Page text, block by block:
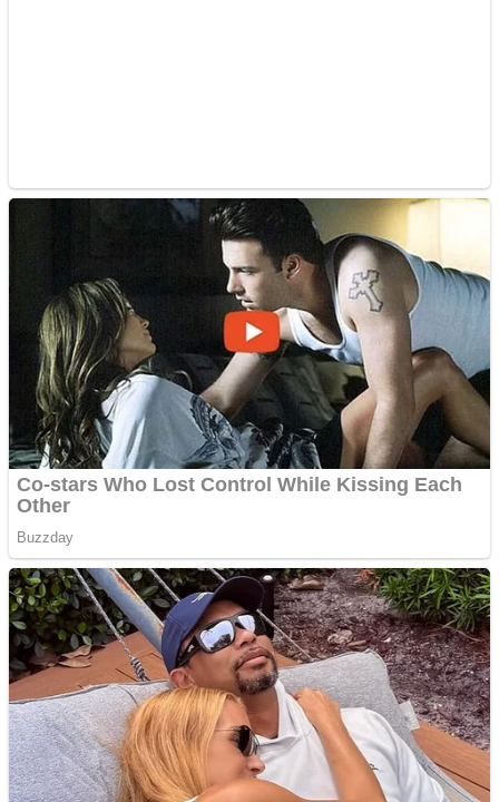
Creez aplicatie
ANDROID pentru siteul
Anuntul tau apare in mai
multe ziare online
Aplică acum pentru toate
tipurile de împrumuturi
și obține bani urgent!